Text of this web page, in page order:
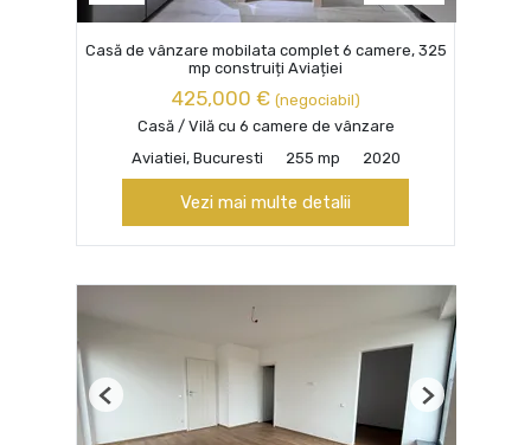
Casă de vânzare mobilata complet 6 camere, 325
mp construiți Aviației
425,000 € (negociabil)
Casă / Vilă cu 6 camere de vânzare
Aviatiei, Bucuresti
255 mp 2020
Vezi mai multe detalii
Previous Next